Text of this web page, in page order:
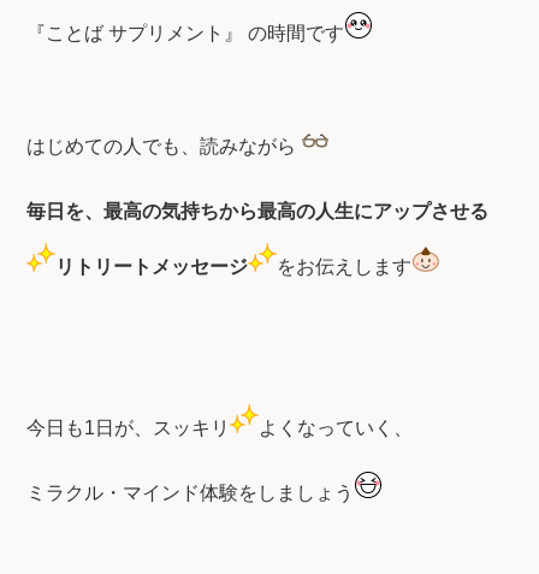
『ことば サプリメント』 の時間です
はじめての人でも、読みながら
毎日を、最高の気持ちから最高の人生にアップさせる
リトリートメッセージ をお伝えします
今日も1日が、スッキリ よくなっていく、
ミラクル・マインド体験をしましょう